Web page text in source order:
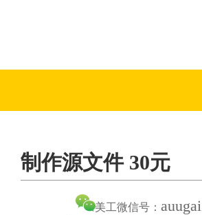
制作源文件 30元
美工微信号： auugai